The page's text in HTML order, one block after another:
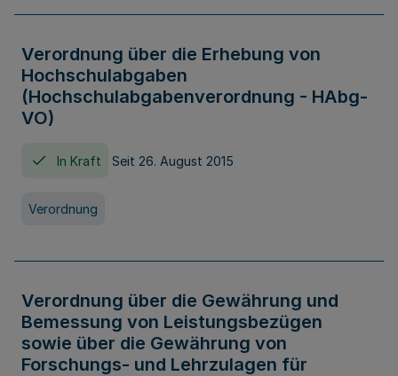
Verordnung über die Erhebung von
Hochschulabgaben
(Hochschulabgabenverordnung - HAbg-
VO)
In Kraft Seit 26. August 2015
Verordnung
Verordnung über die Gewährung und
Bemessung von Leistungsbezügen
sowie über die Gewährung von
Forschungs- und Lehrzulagen für